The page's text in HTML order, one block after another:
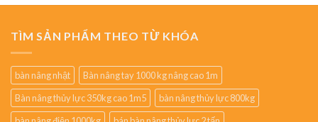
TÌM SẢN PHẨM THEO TỪ KHÓA
bàn nâng nhật
Bàn nâng tay 1000 kg nâng cao 1m
Bàn nâng thủy lực 350kg cao 1m5
bàn nâng thủy lực 800kg